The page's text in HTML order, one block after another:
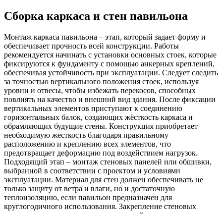
Сборка каркаса и стен павильона
Монтаж каркаса павильона – этап, который задает форму и
обеспечивает прочность всей конструкции. Работы
рекомендуется начинать с установки основных стоек, которые
фиксируются к фундаменту с помощью анкерных креплений,
обеспечивая устойчивость при эксплуатации. Следует следить
за точностью вертикального положения стоек, используя
уровни и отвесы, чтобы избежать перекосов, способных
повлиять на качество и внешний вид здания. После фиксации
вертикальных элементов приступают к соединению
горизонтальных балок, создающих жёсткость каркаса и
обрамляющих будущие стены. Конструкция приобретает
необходимую жесткость благодаря правильному
расположению и креплению всех элементов, что
предотвращает деформацию под воздействием нагрузок.
Подходящий этап – монтаж стеновых панелей или обшивки,
выбранной в соответствии с проектом и условиями
эксплуатации. Материал для стен должен обеспечивать не
только защиту от ветра и влаги, но и достаточную
теплоизоляцию, если павильон предназначен для
круглогодичного использования. Закрепление стеновых